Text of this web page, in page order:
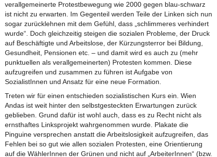
verallgemeinerte Protestbewegung wie 2000 gegen blau-schwarz
ist nicht zu erwarten. Im Gegenteil werden Teile der Linken sich nun
sogar zurücklehnen mit dem Gefühl, dass „schlimmeres verhindert
wurde“. Doch gleichzeitig steigen die sozialen Probleme, der Druck
auf Beschäftigte und Arbeitslose, der Kürzungsterror bei Bildung,
Gesundheit, Pensionen etc. – und damit wird es auch zu (mehr
punktuellen als verallgemeinerten) Protesten kommen. Diese
aufzugreifen und zusammen zu führen ist Aufgabe von
SozialistInnen und Ansatz für eine neue Formation.
Treten wir für einen entschieden sozialistischen Kurs ein. Wien
Andas ist weit hinter den selbstgesteckten Erwartungen zurück
geblieben. Grund dafür ist wohl auch, dass es zu Recht nicht als
ernsthaftes Linksprojekt wahrgenommen wurde. Plakate die
Pinguine versprechen anstatt die Arbeitslosigkeit aufzugreifen, das
Fehlen bei so gut wie allen sozialen Protesten, eine Orientierung
auf die WählerInnen der Grünen und nicht auf „ArbeiterInnen“ (bzw.